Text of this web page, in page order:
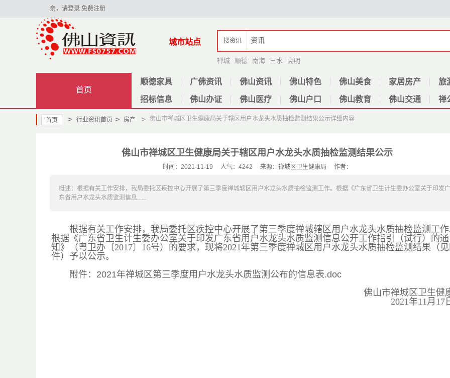
亲，请登录 免费注册
城市站点 搜资讯
禅城 顺德 南海 三水 高明
首页
顺德家具 广佛资讯 佛山资讯 佛山特色 佛山美食 家居房产 旅
招标信息 佛山办证 佛山医疗 佛山户口 佛山教育 佛山交通 禅
首页 > 行业资讯首页 > 房产 > 佛山市禅城区卫生健康局关于辖区用户水龙头水质抽检监测结果公示详细内容
佛山市禅城区卫生健康局关于辖区用户水龙头水质抽检监测结果公示
时间：2021-11-19 人气：4242 来源：禅城区卫生健康局 作者：
概述：根据有关工作安排，我局委托区疾控中心开展了第三季度禅城辖区用户水龙头水质抽检监测工作。根据《广东省卫生计生委办公室关于印发广
东省用户水龙头水质监测信息......
根据有关工作安排，我局委托区疾控中心开展了第三季度禅城辖区用户水龙头水质抽检监测工作
根据《广东省卫生计生委办公室关于印发广东省用户水龙头水质监测信息公开工作指引（试行）的通
知》（粤卫办〔2017〕16号）的要求，现将2021年第三季度禅城区用户水龙头水质抽检监测结果（
件）予以公示。
附件： 2021年禅城区第三季度用户水龙头水质监测公布的信息表.doc
佛山市禅城区卫生健
2021年11月17